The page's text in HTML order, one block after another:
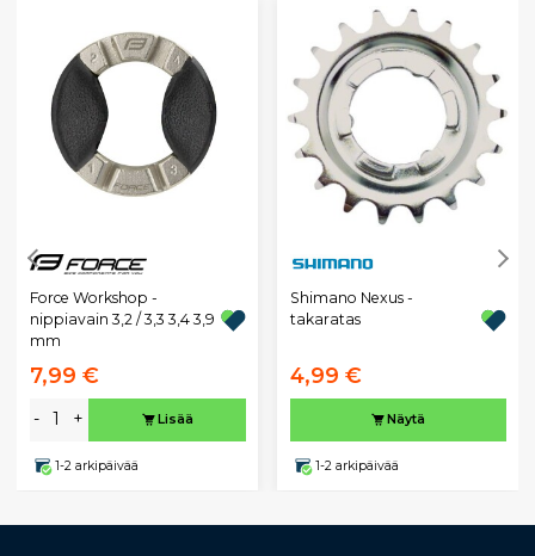
Force Workshop -
nippiavain 3,2 / 3,3 3,4 3,9
mm
7,99 €
- + Lisää
1-2 arkipäivää
Shimano Nexus -
takaratas
4,99 €
Näytä
1-2 arkipäivää